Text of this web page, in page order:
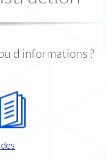
d'informations ?